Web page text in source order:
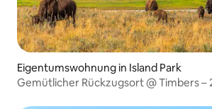
Eigentumswohnung in Island Park
Gemütlicher Rückzugsort @ Timbers –